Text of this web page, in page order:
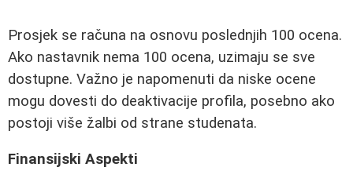
Prosjek se računa na osnovu poslednjih 100 ocena.
Ako nastavnik nema 100 ocena, uzimaju se sve
dostupne. Važno je napomenuti da niske ocene
mogu dovesti do deaktivacije profila, posebno ako
postoji više žalbi od strane studenata.
Finansijski Aspekti